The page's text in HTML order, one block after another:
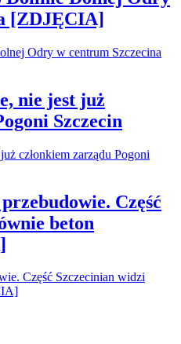
[ZDJĘCIA]
nie jest już
Szczecin
Część
beton